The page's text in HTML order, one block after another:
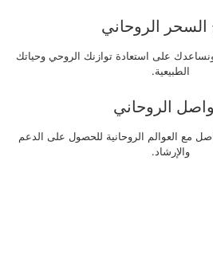
السحر الروحاني
على استعادة توازنك الروحي وحياتك
الطبيعية.
الروحاني
مع العوالم الروحانية للحصول على الدعم
والإرشاد.